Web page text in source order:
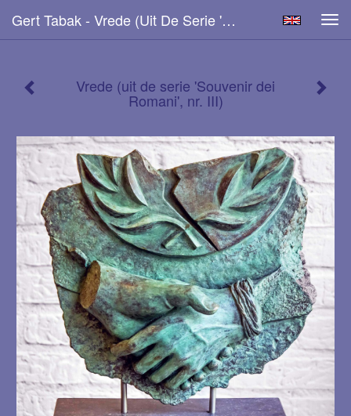
Gert Tabak - Vrede (uit De Serie 'Souvenir Dei Romani', Nr. III)
Vrede (uit de serie 'Souvenir dei
Romani', nr. III)